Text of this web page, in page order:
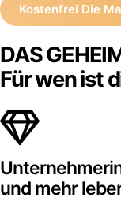
Kostenfrei Die
DAS
Für wen ist
und mehr